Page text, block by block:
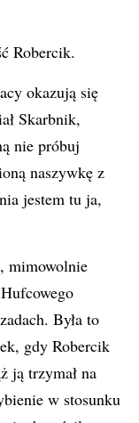
Robercik.
okazują się
Skarbnik,
nie próbuj
naszywkę z
jestem tu ja,
mimowolnie
Była to
gdy Robercik
ją trzymał na
w stosunku